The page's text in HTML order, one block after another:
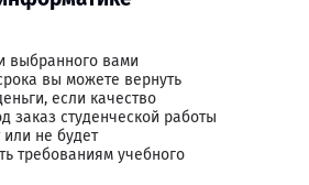
выбранного вами
вы можете вернуть
если качество
заказ студенческой работы
или не будет
требованиям учебного